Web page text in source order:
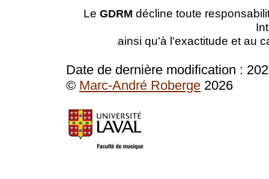
Le GDRM décline toute
ainsi qu'à l'exactitude et au
Date de dernière modification :
© Marc-André Roberge 2026